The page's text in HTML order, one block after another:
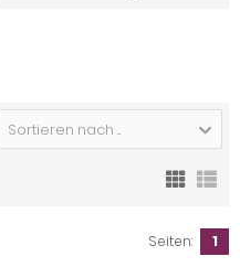
Sortieren nach ...
Seiten: 1